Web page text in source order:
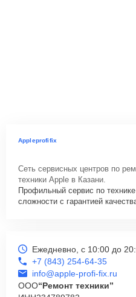
Appleprofifix
Сеть сервисных центров по
техники Apple в Казани.
Профильный сервис по
сложности с гарантией
Ежедневно, с 10:00 до
+7 (843) 254-64-35
info@apple-profi-fix.ru
ООО“Ремонт техники”